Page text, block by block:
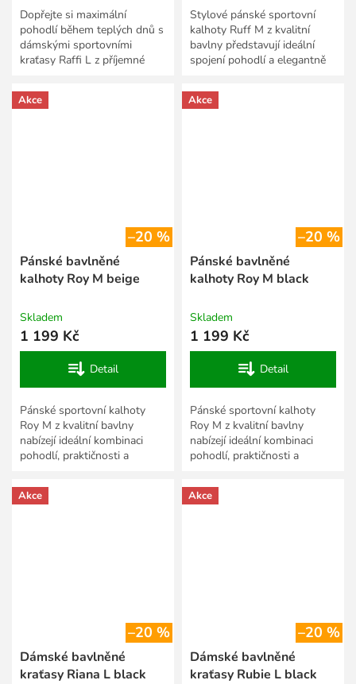
Dopřejte si maximální
pohodlí během teplých dnů s
dámskými sportovními
kraťasy Raffi L z příjemné
prodyšnému materiálu jsou
ideální...
Stylové pánské sportovní
kalhoty Ruff M z kvalitní
bavlny představují ideální
spojení pohodlí a elegantně
příjemnému, prodyšnému...
Akce
–20 %
Pánské bavlněné
kalhoty Roy M beige
Skladem
1 199 Kč
Detail
Pánské sportovní kalhoty
Roy M z kvalitní bavlny
nabízejí ideální kombinaci
pohodlí, praktičnosti a
a prodyšný materiál
zajišťuje...
Akce
–20 %
Pánské bavlněné
kalhoty Roy M black
Skladem
1 199 Kč
Detail
Pánské sportovní kalhoty
Roy M z kvalitní bavlny
nabízejí ideální kombinaci
pohodlí, praktičnosti a
a prodyšný materiál
zajišťuje...
Akce
–20 %
Dámské bavlněné
kraťasy Riana L black
Akce
–20 %
Dámské bavlněné
kraťasy Rubie L black